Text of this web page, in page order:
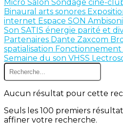
Micro Salon Sondage ciné-
Binaural arts sonores
internet Espace SON
Son SATIS énergie parité et
Partenaires Dante Zaxcom
spatialisation Fonctionnement
Semaine du son VHSS
Aucun résultat pour cette
Seuls les 100 premiers
affiner votre recherche.